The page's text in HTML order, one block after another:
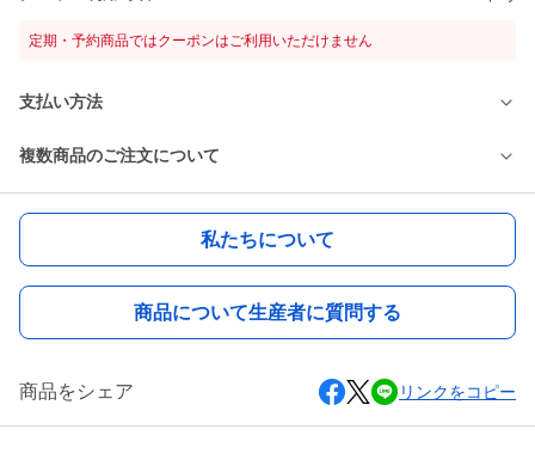
定期・予約商品ではクーポンはご利用いただけません
支払い方法
複数商品のご注文について
私たちについて
商品について生産者に質問する
商品をシェア リンクをコピー